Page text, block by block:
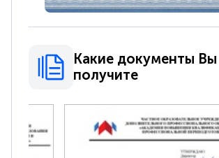
Какие документы Вы
получите